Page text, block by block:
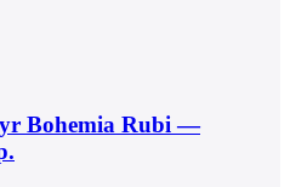
Bohemia Rubi —